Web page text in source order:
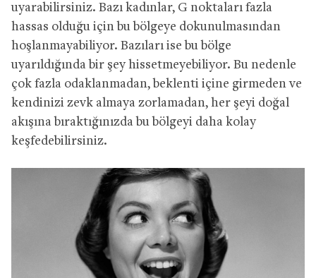
uyarabilirsiniz. Bazı kadınlar, G noktaları fazla
hassas olduğu için bu bölgeye dokunulmasından
hoşlanmayabiliyor. Bazıları ise bu bölge
uyarıldığında bir şey hissetmeyebiliyor. Bu nedenle
çok fazla odaklanmadan, beklenti içine girmeden ve
kendinizi zevk almaya zorlamadan, her şeyi doğal
akışına bıraktığınızda bu bölgeyi daha kolay
keşfedebilirsiniz.